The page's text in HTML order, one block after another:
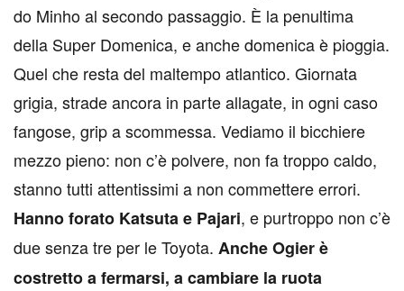
do Minho al secondo passaggio. È la penultima
della Super Domenica, e anche domenica è pioggia.
Quel che resta del maltempo atlantico. Giornata
grigia, strade ancora in parte allagate, in ogni caso
fangose, grip a scommessa. Vediamo il bicchiere
mezzo pieno: non c’è polvere, non fa troppo caldo,
stanno tutti attentissimi a non commettere errori.
Hanno forato Katsuta e Pajari, e purtroppo non c’è
due senza tre per le Toyota. Anche Ogier è
costretto a fermarsi, a cambiare la ruota